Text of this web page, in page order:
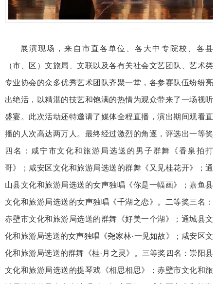
展演现场，来自市直各单位、各大中专院校、各县
（市、区）文旅局、文联以及各有关社会文艺团队、艺术类
专业协会的众多优秀艺术团队齐聚一堂，各参赛队伍纷纷亮
出绝活，以精湛的技艺和饱满的热情为观众带来了一场视听
盛宴。此次活动还特邀请了媒体全程直播，演出期间观看直
播的人次高达两万人。最终经过激烈的角逐，评选出一等奖
四名：咸宁市文化和旅游局选送的男子群舞《香泉拍打
哥》；咸安区文化和旅游局选送的群舞《又见桂花开》；通
山县文化和旅游局选送的女声独唱《你是一幅画》；嘉鱼县
文化和旅游局选送的女声独唱《千湖之恋》。二等奖三名：
赤壁市文化和旅游局选送的群舞《好美一个湖》；通城县文
化和旅游局选送的女声独唱《尧家林·一见如故》；咸安区文
化和旅游局选送的群舞《桂·月之灵》。三等奖四名：崇阳县
文化和旅游局选送的提琴戏《相思相思》；赤壁市文化和旅